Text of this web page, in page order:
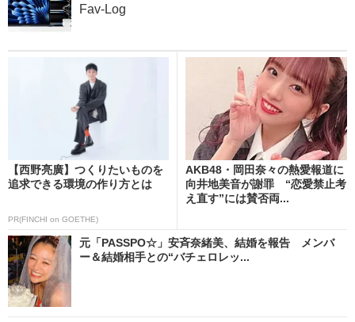
Fav-Log
【西野亮廣】つくりたいものを
追求できる環境の作り方とは
PR(FINCHI on GOETHE)
AKB48・岡田奈々の熱愛報道に
向井地美音が謝罪 “恋愛禁止考
え直す”には賛否両...
元「PASSPO☆」安斉奈緒美、結婚を報告 メンバ
ー＆結婚相手との“バチェロレッ...